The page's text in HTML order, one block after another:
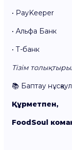
• PayKeeper
• Альфа Банк
• Т-банк
Тізім
📚 Баптау
Құрметпен,
FoodSoul